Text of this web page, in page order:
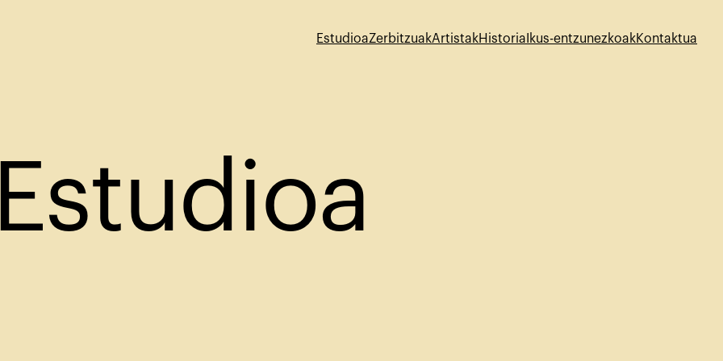
EstudioaZerbitzuakArtistakHistoria Ikus-entzunezkoakKontaktua
Estudioa